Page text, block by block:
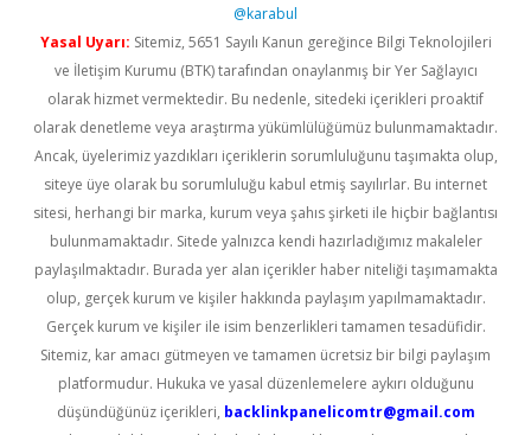
@karabul
Yasal Uyarı: Sitemiz, 5651 Sayılı Kanun gereğince Bilgi Teknolojileri
ve İletişim Kurumu (BTK) tarafından onaylanmış bir Yer Sağlayıcı
olarak hizmet vermektedir. Bu nedenle, sitedeki içerikleri proaktif
olarak denetleme veya araştırma yükümlülüğümüz bulunmamaktadır.
Ancak, üyelerimiz yazdıkları içeriklerin sorumluluğunu taşımakta olup,
siteye üye olarak bu sorumluluğu kabul etmiş sayılırlar. Bu internet
sitesi, herhangi bir marka, kurum veya şahıs şirketi ile hiçbir bağlantısı
bulunmamaktadır. Sitede yalnızca kendi hazırladığımız makaleler
paylaşılmaktadır. Burada yer alan içerikler haber niteliği taşımamakta
olup, gerçek kurum ve kişiler hakkında paylaşım yapılmamaktadır.
Gerçek kurum ve kişiler ile isim benzerlikleri tamamen tesadüfidir.
Sitemiz, kar amacı gütmeyen ve tamamen ücretsiz bir bilgi paylaşım
platformudur. Hukuka ve yasal düzenlemelere aykırı olduğunu
düşündüğünüz içerikleri, backlinkpanelicomtr@gmail.com